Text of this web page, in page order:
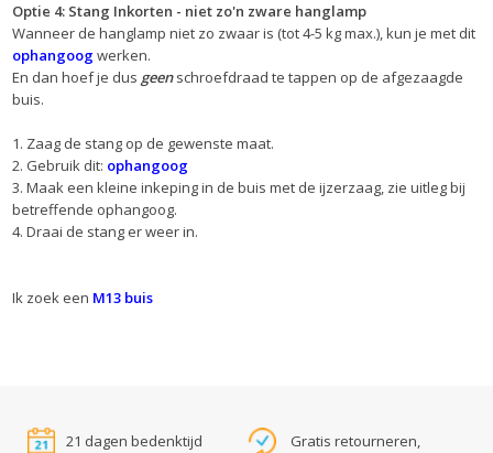
Optie 4: Stang Inkorten - niet zo'n zware hanglamp
Wanneer de hanglamp niet zo zwaar is (tot 4-5 kg max.), kun je met dit
ophangoogwerken.
En dan hoef je dus geenschroefdraad te tappen op de afgezaagde
buis.
1. Zaag de stang op de gewenste maat.
2. Gebruik dit: ophangoog
3. Maak een kleine inkeping in de buis met de ijzerzaag, zie uitleg bij
betreffende ophangoog.
4. Draai de stang er weer in.
Ik zoek een M13 buis
21 dagen bedenktijd
Gratis retourneren,